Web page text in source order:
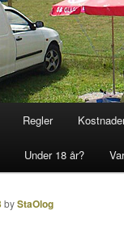
Regler
Under 18 år?
byStaOlog